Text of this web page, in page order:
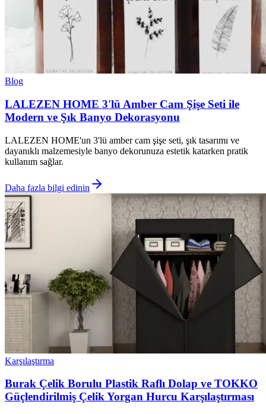
Blog
LALEZEN HOME 3'lü Amber Cam Şişe Seti ile
Modern ve Şık Banyo Dekorasyonu
LALEZEN HOME'un 3'lü amber cam şişe seti, şık tasarımı ve
dayanıklı malzemesiyle banyo dekorunuza estetik katarken pratik
kullanım sağlar.
Daha fazla bilgi edinin
Karşılaştırma
Burak Çelik Borulu Plastik Raflı Dolap ve TOKKO
Güçlendirilmiş Çelik Yorgan Hurcu Karşılaştırması